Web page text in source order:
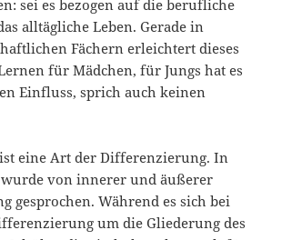
sei es bezogen auf die berufliche
alltägliche Leben. Gerade in
Fächern erleichtert dieses
für Mädchen, für Jungs hat es
Einfluss, sprich auch keinen
eine Art der Differenzierung. In
von innerer und äußerer
gesprochen. Während es sich bei
um die Gliederung des